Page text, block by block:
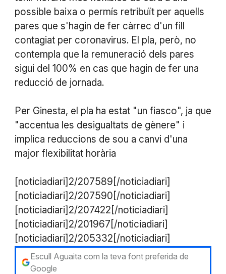
possible baixa o permís retribuït per aquells
pares que s'hagin de fer càrrec d'un fill
contagiat per coronavirus. El pla, però, no
contempla que la remuneració dels pares
sigui del 100% en cas que hagin de fer una
reducció de jornada.
Per Ginesta, el pla ha estat "un fiasco", ja que
"accentua les desigualtats de gènere" i
implica reduccions de sou a canvi d'una
major flexibilitat horària
[noticiadiari]2/207589[/noticiadiari]
[noticiadiari]2/207590[/noticiadiari]
[noticiadiari]2/207422[/noticiadiari]
[noticiadiari]2/201967[/noticiadiari]
[noticiadiari]2/205332[/noticiadiari]
Escull Aguaita com la teva font preferida de
Google